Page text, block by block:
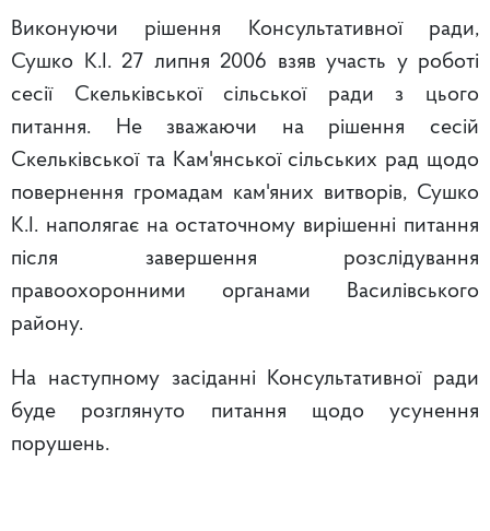
Виконуючи рішення Консультативної ради,
Сушко К.І. 27 липня 2006 взяв участь у роботі
сесії Скельківської сільської ради з цього
питання. Не зважаючи на рішення сесій
Скельківської та Кам'янської сільських рад щодо
повернення громадам кам'яних витворів, Сушко
К.І. наполягає на остаточному вирішенні питання
після завершення розслідування
правоохоронними органами Василівського
району.
На наступному засіданні Консультативної ради
буде розглянуто питання щодо усунення
порушень.